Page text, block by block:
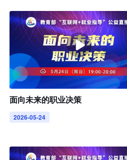
面向未来的职业决策
2026-05-24